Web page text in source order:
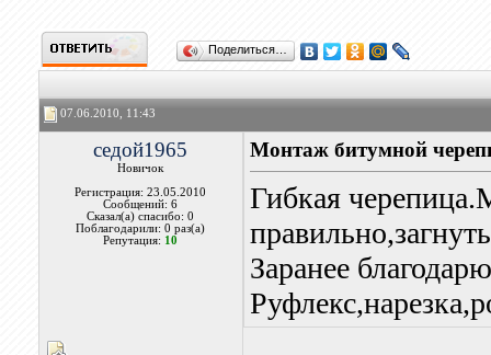
Поделиться…
07.06.2010, 11:43
седой1965
Новичок
Регистрация: 23.05.2010
Сообщений: 6
Сказал(а) спасибо: 0
Поблагодарили: 0 раз(а)
Репутация: 10
Монтаж битумной
Гибкая
Заранее